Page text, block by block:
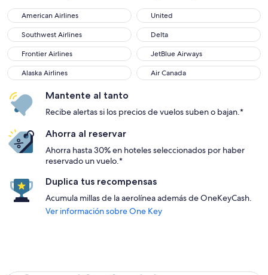
American Airlines
American Airlines United
United
Southwest Airlines
Southwest Airlines Delta
Delta
Frontier Airlines
Frontier Airlines JetBlue Airways
JetBlue Airways
Alaska Airlines
Alaska Airlines Air Canada
Air Canada
Mantente al tanto
Recibe alertas si los precios de vuelos suben o bajan.*
Ahorra al reservar
Ahorra hasta 30% en hoteles seleccionados por haber
reservado un vuelo.*
Duplica tus recompensas
Acumula millas de la aerolínea además de OneKeyCash.
Ver información sobre One Key